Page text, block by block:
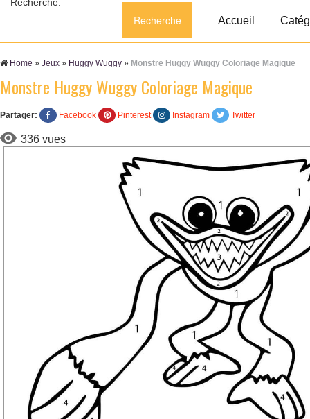
Accueil
Home » Jeux » Huggy Wuggy » Monstre Huggy Wuggy Coloriage Magique
Monstre Huggy Wuggy Coloriage Magique
Partager: Facebook Pinterest Instagram Twitter
336 vues